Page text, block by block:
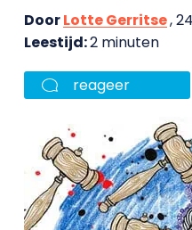
DoorLotte Gerritse,
Leestijd:2 minuten
reageer